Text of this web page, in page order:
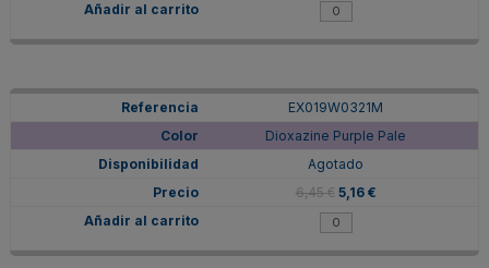
EX019W0321M
Dioxazine Purple Pale
Agotado
6,45 € 5,16 €